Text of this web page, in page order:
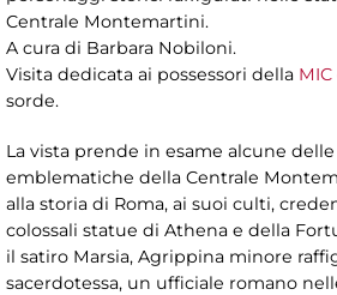
Centrale Montemartini.
A cura di Barbara Nobiloni.
Visita dedicata ai possessori della
sorde.
La vista prende in esame alcune
emblematiche della Centrale
alla storia di Roma, ai suoi culti,
colossali statue di Athena e della
il satiro Marsia, Agrippina minore
sacerdotessa, un ufficiale romano